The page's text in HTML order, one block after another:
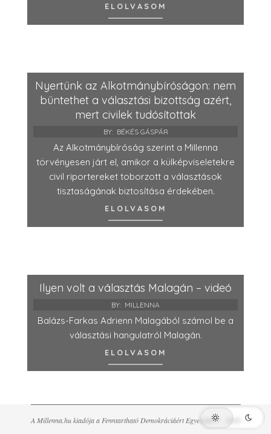
ELOLVASOM
Nyertünk az Alkotmánybíróságon: nem
büntethet a választási bizottság azért,
mert civilek tudósítottak
BY: BÉKÉS GÁSPÁR
Az Alkotmánybíróság szerint a Millenna
törvényesen járt el, amikor a külképviseletekre
civil riportereket toborzott a választások
tisztaságának biztosítása érdekében.
ELOLVASOM
Ilyen volt a választás Malagán – videó
BY: MILLENNA
Balázs-Farkas Adrienn Malagából számol be a
választási hangulatról Malagán.
ELOLVASOM
A Millenna.hu kiadója a Fenntartható Demokráciáért Egyesület © - 2026